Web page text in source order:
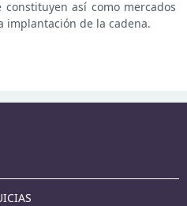
así como mercados
implantación de la cadena.